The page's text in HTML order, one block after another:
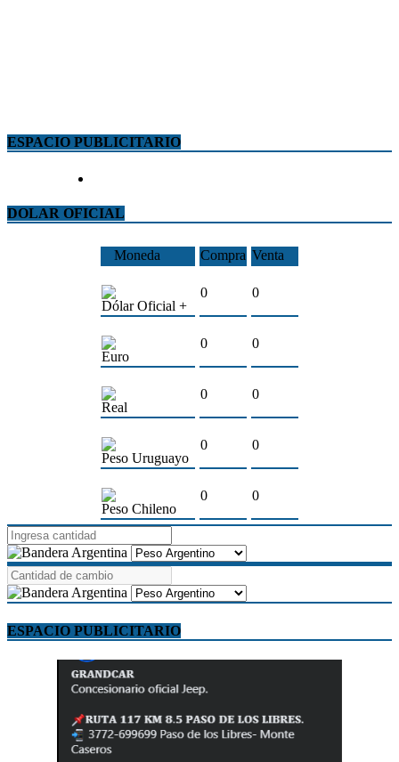
ESPACIO PUBLICITARIO
DOLAR OFICIAL
Moneda Compra Venta
Dólar Oficial +
0 0
Euro
0 0
Real
0 0
Peso Uruguayo
0 0
Peso Chileno
0 0
ESPACIO PUBLICITARIO